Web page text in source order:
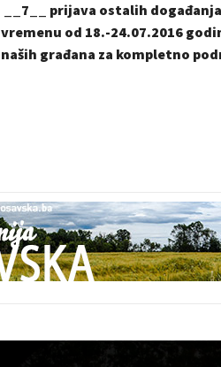
__7__ prijava ostalih
vremenu od 18.-24.07.2016
naših građana za kompletno